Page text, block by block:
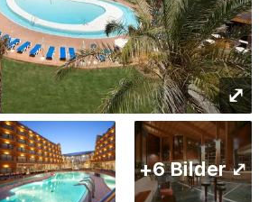
⤢
+6 Bilder ⤢